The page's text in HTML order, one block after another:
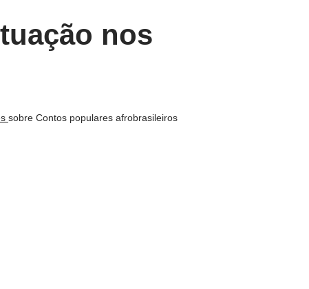
nos
sobre Contos populares afrobrasileiros